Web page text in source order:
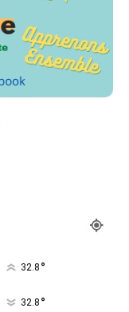
32.8 °
32.8 °